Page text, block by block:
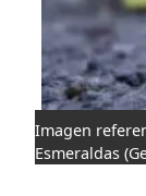
Imagen
Esmeraldas